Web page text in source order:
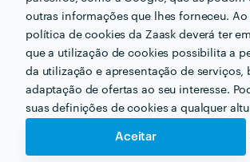
outras informações que lhes forneceu. Ao
política de cookies da Zaask deverá ter
que a utilização de cookies possibilita a
da utilização e apresentação de serviços,
adaptação de ofertas ao seu interesse.
suas definições de cookies a qualquer
Aceitar
Profissional empenhado e Dinâmico. O
um papel fundamental no sucesso do
Margarida Cruz
Fotografia para Baptizados
9 Dez 2015
Um serviço muito profissional,eficiente